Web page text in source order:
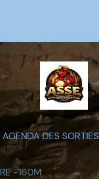
AGENDA DES SORTIES
-160M